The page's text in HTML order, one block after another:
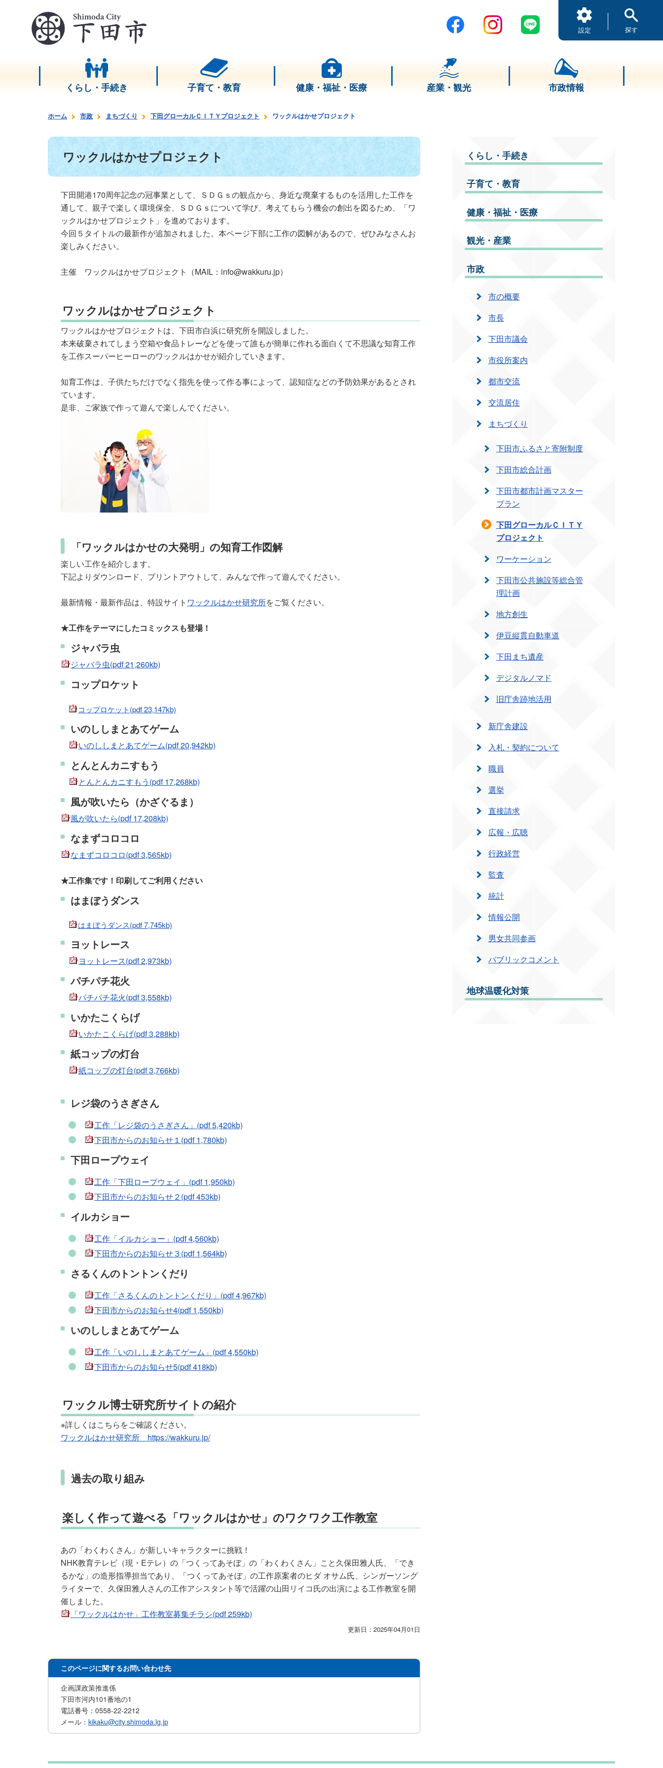
設定 探す
くらし・手続き 子育て・教育 健康・福祉・医療 産業・観光 市政情報
ホーム 市政 まちづくり 下田グローカルＣＩＴＹプロジェクト ワックルはかせプロジェクト
ワックルはかせプロジェクト
下田開港170周年記念の冠事業として、ＳＤＧｓの観点から、身近な廃棄するものを活用した工作を
通して、親子で楽しく環境保全、ＳＤＧｓについて学び、考えてもらう機会の創出を図るため、「ワ
ックルはかせプロジェクト」を進めております。
今回５タイトルの最新作が追加されました。本ページ下部に工作の図解があるので、ぜひみなさんお
楽しみください。
主催 ワックルはかせプロジェクト（MAIL：info@wakkuru.jp）
ワックルはかせプロジェクト
ワックルはかせプロジェクトは、下田市白浜に研究所を開設しました。
本来破棄されてしまう空箱や食品トレーなどを使って誰もが簡単に作れる面白くて不思議な知育工作
を工作スーパーヒーローのワックルはかせが紹介していきます。
知育工作は、子供たちだけでなく指先を使って作る事によって、認知症などの予防効果があるとされ
ています。
是非、ご家族で作って遊んで楽しんでください。
「ワックルはかせの大発明」の知育工作図解
楽しい工作を紹介します。
下記よりダウンロード、プリントアウトして、みんなで作って遊んでください。
最新情報・最新作品は、特設サイト ワックルはかせ研究所をご覧ください。
★工作をテーマにしたコミックスも登場！
ジャバラ虫
ジャバラ虫(pdf 21,260kb)
コップロケット
コップロケット(pdf 23,147kb)
いのししまとあてゲーム
いのししまとあてゲーム(pdf 20,942kb)
とんとんカニすもう
とんとんカニすもう(pdf 17,268kb)
風が吹いたら（かざぐるま）
風が吹いたら(pdf 17,208kb)
なまずコロコロ
なまずコロコロ(pdf 3,565kb)
★工作集です！印刷してご利用ください
はまぼうダンス
はまぼうダンス(pdf 7,745kb)
ヨットレース
ヨットレース(pdf 2,973kb)
パチパチ花火
パチパチ花火(pdf 3,558kb)
いかたこくらげ
いかたこくらげ(pdf 3,288kb)
紙コップの灯台
紙コップの灯台(pdf 3,766kb)
レジ袋のうさぎさん
工作「レジ袋のうさぎさん」(pdf 5,420kb)
下田市からのお知らせ１(pdf 1,780kb)
下田ロープウェイ
工作「下田ロープウェイ」(pdf 1,950kb)
下田市からのお知らせ２(pdf 453kb)
イルカショー
工作「イルカショー」(pdf 4,560kb)
下田市からのお知らせ３(pdf 1,564kb)
さるくんのトントンくだり
工作「さるくんのトントンくだり」(pdf 4,967kb)
下田市からのお知らせ4(pdf 1,550kb)
いのししまとあてゲーム
工作「いのししまとあてゲーム」(pdf 4,550kb)
下田市からのお知らせ5(pdf 418kb)
ワックル博士研究所サイトの紹介
※詳しくはこちらをご確認ください。
ワックルはかせ研究所 https://wakkuru.jp/
過去の取り組み
楽しく作って遊べる「ワックルはかせ」のワクワク工作教室
あの「わくわくさん」が新しいキャラクターに挑戦！
NHK教育テレビ（現・Eテレ）の「つくってあそぼ」の「わくわくさん」こと久保田雅人氏、「でき
るかな」の造形指導担当であり、「つくってあそぼ」の工作原案者のヒダ オサム氏、シンガーソング
ライターで、久保田雅人さんの工作アシスタント等で活躍の山田リイコ氏の出演による工作教室を開
催しました。
「ワックルはかせ」工作教室募集チラシ(pdf 259kb)
更新日：2025年04月01日
このページに関するお問い合わせ先
企画課政策推進係
下田市河内101番地の1
電話番号：0558-22-2212
メール： kikaku@city.shimoda.lg.jp
くらし・手続き
子育て・教育
健康・福祉・医療
観光・産業
市政
市の概要
市長
下田市議会
市役所案内
都市交流
交流居住
まちづくり
下田市ふるさと寄附制度
下田市総合計画
下田市都市計画マスター
プラン
下田グローカルＣＩＴＹ
プロジェクト
ワーケーション
下田市公共施設等総合管
理計画
地方創生
伊豆縦貫自動車道
下田まち遺産
デジタルノマド
旧庁舎跡地活用
新庁舎建設
入札・契約について
職員
選挙
直接請求
広報・広聴
行政経営
監査
統計
情報公開
男女共同参画
パブリックコメント
地球温暖化対策